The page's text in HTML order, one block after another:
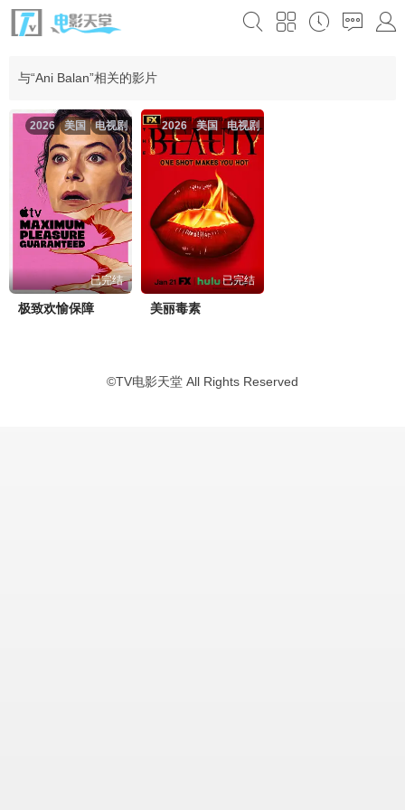
与“Ani Balan”相关的影片
电视剧
美国
2026
已完结
极致欢愉保障
电视剧
美国
2026
已完结
美丽毒素
©TV电影天堂 All Rights Reserved